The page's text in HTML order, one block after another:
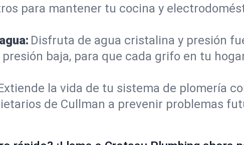
para mantener tu cocina y
Disfruta de agua cristalina y presión
baja, para que cada grifo en tu
la vida de tu sistema de plomería
de Cullman a prevenir problemas